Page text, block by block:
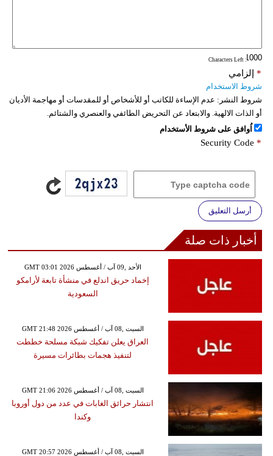
: Characters Left
إلزامي *
شروط الاستخدام
شروط النشر: عدم الإساءة للكاتب أو للأشخاص أو للمقدسات أو مهاجمة الأديان
أو الذات الالهية. والابتعاد عن التحريض الطائفي والعنصري والشتائم.
اُوافق على شروط الأستخدام
Security Code *
أرسل التعليق
أخبار ذات صلة
GMT 03:01 2026 الأحد ,09 آب / أغسطس
إخماد حريق اندلع في منشأة تابعة لأرامكو
السعودية
GMT 21:48 2026 السبت ,08 آب / أغسطس
العراق يعلن تفكيك شبكة مسلحة خططت
لتنفيذ هجمات بطائرات مسيرة
GMT 21:06 2026 السبت ,08 آب / أغسطس
انتشار حرائق الغابات في عدد من دول أوروبا
وكندا
GMT 20:57 2026 السبت ,08 آب / أغسطس